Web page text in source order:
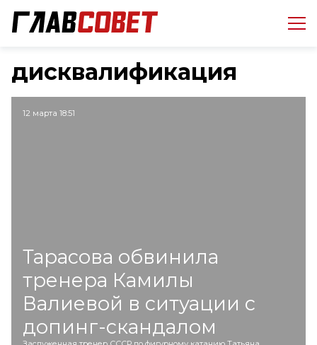
дисквалификация
12 марта 18:51
Тарасова обвинила
тренера Камилы
Валиевой в ситуации с
допинг-скандалом